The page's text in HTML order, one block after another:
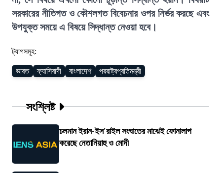
সরকারের নীতিগত ও কৌশলগত বিবেচনার ওপর নির্ভর করছে এবং
উপযুক্ত সময়ে এ বিষয়ে সিদ্ধান্ত নেওয়া হবে।
ট্যাগসমূহ:
ভারত ফ্যাসিবাদী বাংলাদেশ পররাষ্ট্রপ্রতিমন্ত্রী
সংশ্লিষ্ট
চলমান ইরান-ইস'রাইল সংঘাতের মাঝেই ফোনালাপ
করেছে নেতানিয়াহু ও মোদী